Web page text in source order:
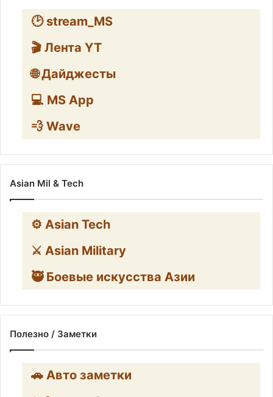
🕑 stream_MS
🎬 Лента YT
🌐 Дайджесты
💻 MS App
💨 Wave
Asian Mil & Tech
⚙️ Asian Tech
⚔️ Asian Military
🥷 Боевые искусства Азии
Полезно / Заметки
🚗 Авто заметки